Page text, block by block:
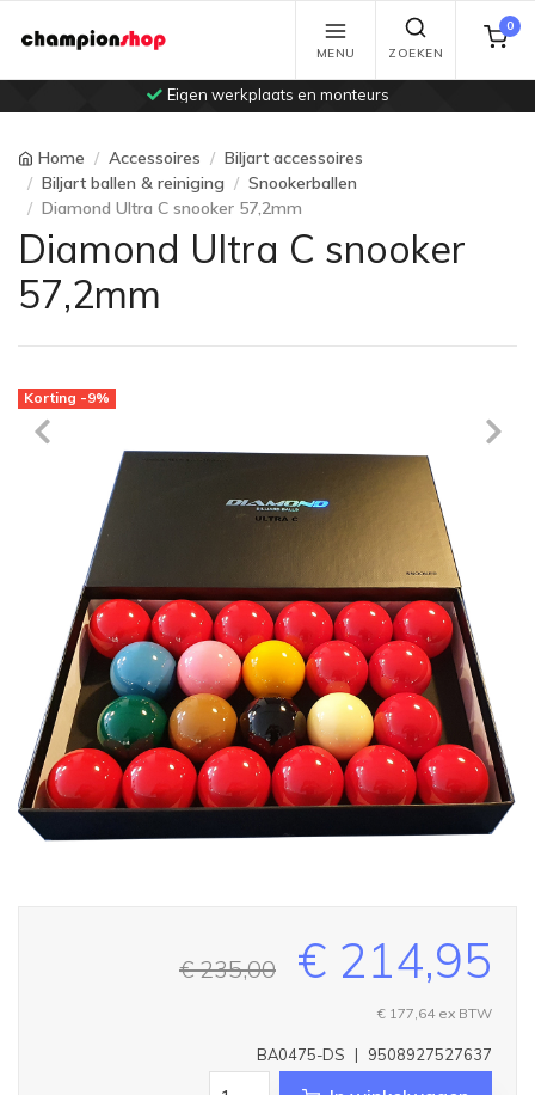
Eigen werkplaats en monteurs
MENU ZOEKEN
0
Home Accessoires
Biljart accessoires
Biljart ballen & reiniging
Snookerballen
Diamond Ultra C snooker 57,2mm
Diamond Ultra C snooker
57,2mm
Korting -9%
Previous
€ 235,00 € 214,95
€ 177,64ex BTW
9508927527637
|
BA0475-DS